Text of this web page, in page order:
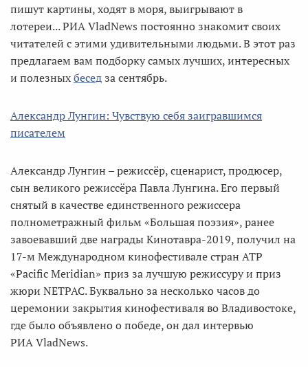
пишут картины, ходят в моря, выигрывают в
лотереи... РИА VladNews постоянно знакомит своих
читателей с этими удивительными людьми. В этот раз
предлагаем вам подборку самых лучших, интересных
и полезныхбеседза сентябрь.
Александр Лунгин: Чувствую себя заигравшимся
писателем
Александр Лунгин – режиссёр, сценарист, продюсер,
сын великого режиссёра Павла Лунгина. Его первый
снятый в качестве единственного режиссера
полнометражный фильм «Большая поэзия», ранее
завоевавший две награды Кинотавра-2019, получил на
17-м Международном кинофестивале стран АТР
«Pacific Meridian» приз за лучшую режиссуру и приз
жюри NETPAC. Буквально за несколько часов до
церемонии закрытия кинофестиваля во Владивостоке,
где было объявлено о победе, он дал интервью
РИА VladNews.